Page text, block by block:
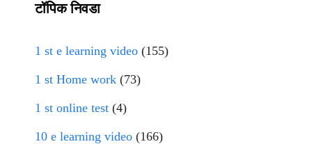
टॉपिक निवडा
1 st e learning video (155)
1 st Home work (73)
1 st online test (4)
10 e learning video (166)